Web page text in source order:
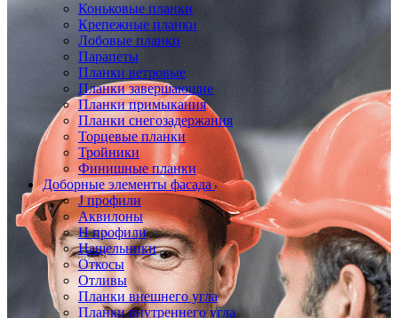
Коньковые планки
Крепежные планки
Лобовые планки
Парапеты
Планки ветровые
Планки завершающие
Планки примыкания
Планки снегозадержания
Торцевые планки
Тройники
Финишные планки
Доборные элементы фасада
J профили
Аквилоны
Н профили
Нащельники
Откосы
Отливы
Планки внешнего угла
Планки внутреннего угла